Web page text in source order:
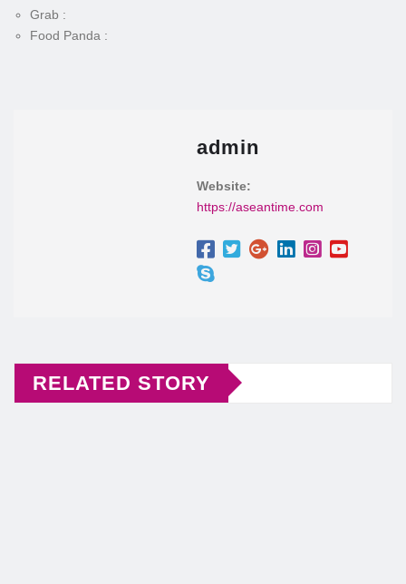
Grab :
Food Panda :
admin
Website:
https://aseantime.com
RELATED STORY